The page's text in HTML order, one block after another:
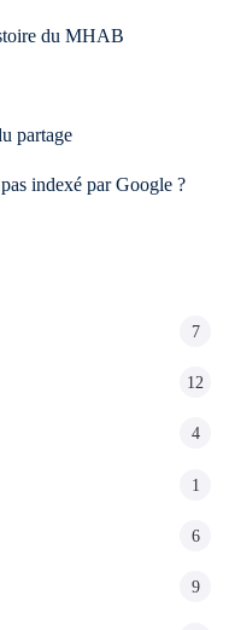
du MHAB
partage
indexé par Google ?
7
12
4
1
6
9